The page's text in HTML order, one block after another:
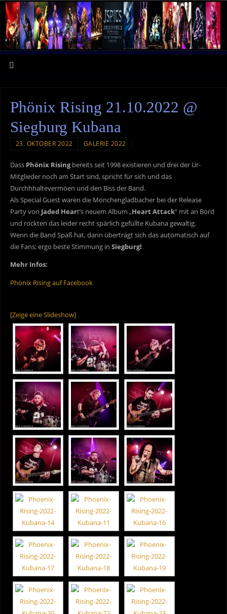
Phönix Rising 21.10.2022 @
Siegburg Kubana
23. OKTOBER 2022 GALERIE 2022
Dass Phönix Risingbereits seit 1998 existieren und drei der Ur-
Mitglieder noch am Start sind, spricht für sich und das
Durchhhaltevermöen und den Biss der Band.
Als Special Guest waren die Mönchengladbacher bei der Release
Party von Jaded Heart’s neuem Album „Heart Attack“ mit an Bord
und rockten das leider recht spärlich gefüllte Kubana gewaltig.
Wenn die Band Spaß hat, dann überträgt sich das automatisch auf
die Fans; ergo beste Stimmung in Siegburg!
Mehr Infos:
Phönix Rising auf Facebook
[Zeige eine Slideshow]